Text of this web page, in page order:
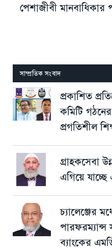
পেশাজীবী মানবাধিকার
সাম্প্রতিক সংবাদ
প্রকাশিত
কমিটি
প্রগতিশীল
গ্রাহকসেবা
এগিয়ে
চ্যালেঞ্জের
ব্যাংকের